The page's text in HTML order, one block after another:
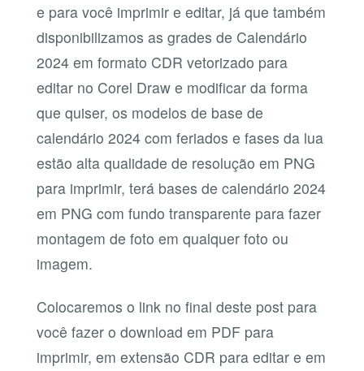
e para você imprimir e editar, já que também
disponibilizamos as grades de Calendário
2024 em formato CDR vetorizado para
editar no Corel Draw e modificar da forma
que quiser, os modelos de base de
calendário 2024 com feriados e fases da lua
estão alta qualidade de resolução em PNG
para imprimir, terá bases de calendário 2024
em PNG com fundo transparente para fazer
montagem de foto em qualquer foto ou
imagem.
Colocaremos o link no final deste post para
você fazer o download em PDF para
imprimir, em extensão CDR para editar e em